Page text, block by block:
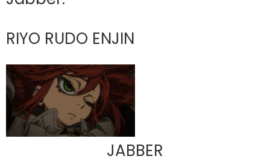
RIYO RUDO ENJIN
JABBER